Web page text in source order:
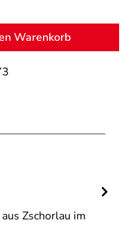
gewünschten
Warenkorb
Zschorlau im